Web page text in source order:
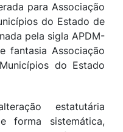
para Associação
do Estado de
pela sigla APDM-
fantasia Associação
do Estado
estatutária
forma sistemática,